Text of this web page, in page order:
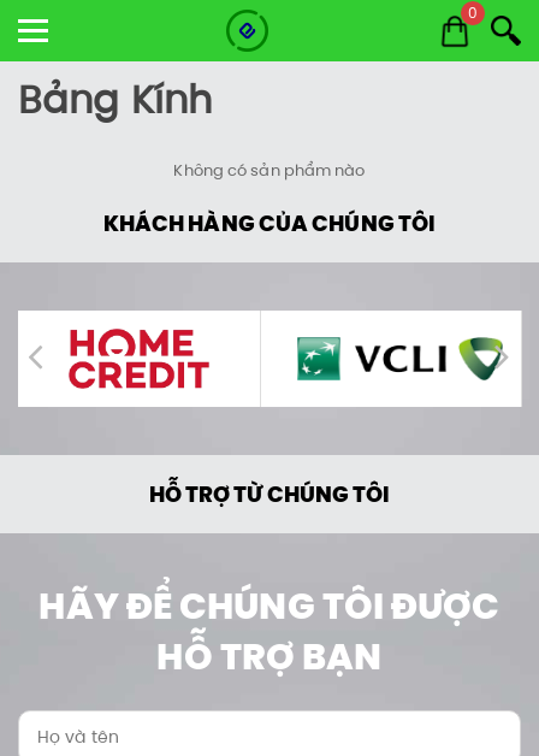
0
Bảng Kính
Không có sản phẩm nào
KHÁCH HÀNG CỦA CHÚNG TÔI
HỖ TRỢ TỪ CHÚNG TÔI
HÃY ĐỂ CHÚNG TÔI ĐƯỢC
HỖ TRỢ BẠN